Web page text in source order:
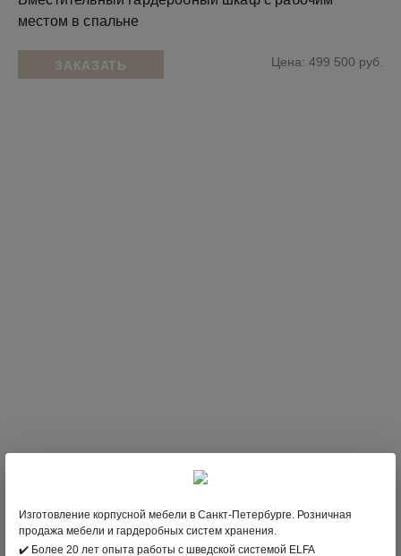
местом в спальне
ЗАКАЗАТЬ Цена: 499 500 руб.
Мужская гардеробная комната для одежды и обуви
Изготовление корпусной мебели в Санкт-Петербурге. Розничная
продажа мебели и гардеробных систем хранения.
✔️ Более 20 лет опыта работы с шведской системой ELFA